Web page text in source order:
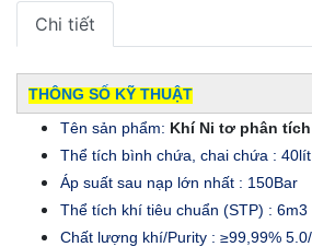
Chi tiết
THÔNG SỐ KỸ THUẬT
Tên sản phẩm: Khí Ni tơ phân
Thể tích bình chứa, chai chứa : 40lít
Áp suất sau nạp lớn nhất : 150Bar
Thể tích khí tiêu chuẩn (STP) : 6m3
Chất lượng khí/Purity : ≥99,99%